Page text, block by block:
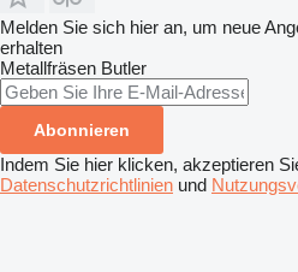
Melden Sie sich hier an, um neue
erhalten
Metallfräsen Butler
Abonnieren
Indem Sie hier klicken, akzeptieren
Datenschutzrichtlinien und